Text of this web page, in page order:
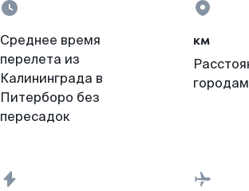
Среднее время
перелета из
Калининграда в
Питерборо без
пересадок
км